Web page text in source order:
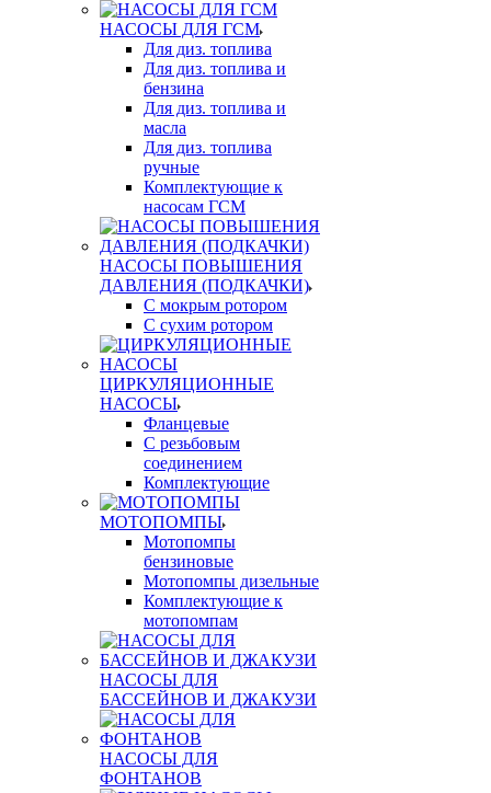
НАСОСЫ ДЛЯ ГСМ
Для диз. топлива
Для диз. топлива и
бензина
Для диз. топлива и
масла
Для диз. топлива
ручные
Комплектующие к
насосам ГСМ
НАСОСЫ ПОВЫШЕНИЯ
ДАВЛЕНИЯ (ПОДКАЧКИ)
С мокрым ротором
С сухим ротором
ЦИРКУЛЯЦИОННЫЕ
НАСОСЫ
Фланцевые
С резьбовым
соединением
Комплектующие
МОТОПОМПЫ
Мотопомпы
бензиновые
Мотопомпы дизельные
Комплектующие к
мотопомпам
НАСОСЫ ДЛЯ
БАССЕЙНОВ И ДЖАКУЗИ
НАСОСЫ ДЛЯ
ФОНТАНОВ